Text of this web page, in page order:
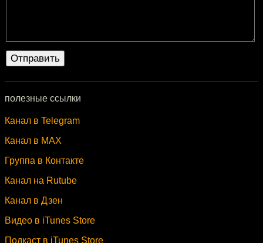
полезные ссылки
Канал в Telegram
Канал в MAX
Группа в Контакте
Канал на Rutube
Канал в Дзен
Видео в iTunes Store
Подкаст в iTunes Store